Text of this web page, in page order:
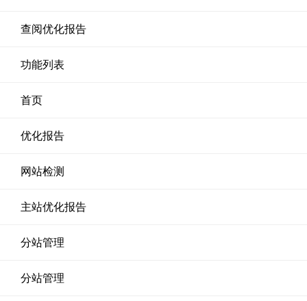
查阅优化报告
功能列表
首页
优化报告
网站检测
主站优化报告
分站管理
分站管理